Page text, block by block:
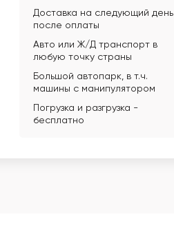
Доставка на следующий день
после оплаты
Авто или Ж/Д транспорт в
любую точку страны
Большой автопарк, в т.ч.
машины с манипулятором
Погрузка и разгрузка -
бесплатно